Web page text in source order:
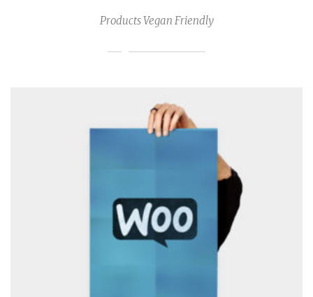
Products Vegan Friendly